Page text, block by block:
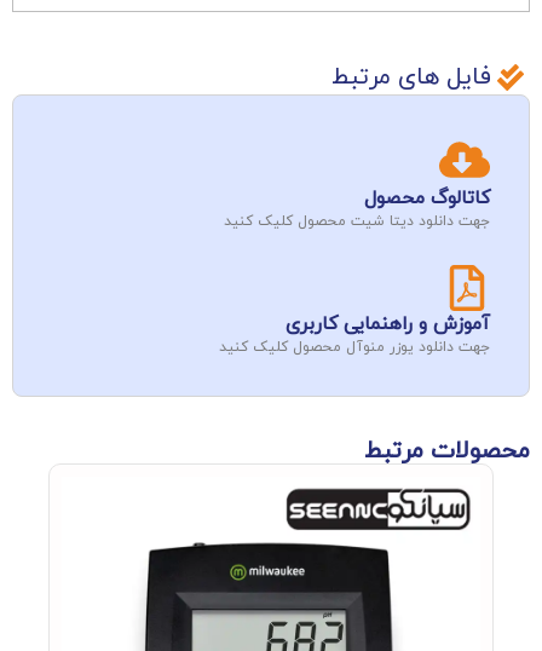
فایل های مرتبط
کاتالوگ محصول
جهت دانلود دیتا شیت محصول کلیک کنید
آموزش و راهنمایی کاربری
جهت دانلود یوزر منوآل محصول کلیک کنید
محصولات مرتبط